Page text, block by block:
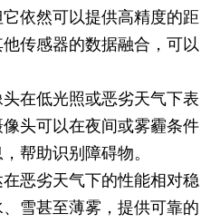
依然可以提供高精度的距
传感器的数据融合，可以
头在低光照或恶劣天气下表
头可以在夜间或雾霾条件
帮助识别障碍物。
在恶劣天气下的性能相对稳
雪甚至薄雾，提供可靠的